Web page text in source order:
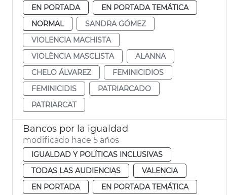
EN PORTADA
EN PORTADA TEMÁTICA
NORMAL
SANDRA GÓMEZ
VIOLENCIA MACHISTA
VIOLÈNCIA MASCLISTA
ALANNA
CHELO ÁLVAREZ
FEMINICIDIOS
FEMINICIDIS
PATRIARCADO
PATRIARCAT
Bancos por la igualdad
modificado hace 5 años
IGUALDAD Y POLÍTICAS INCLUSIVAS
TODAS LAS AUDIENCIAS
VALENCIA
EN PORTADA
EN PORTADA TEMÁTICA